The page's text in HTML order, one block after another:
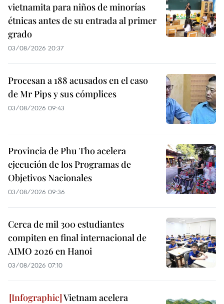
vietnamita para niños de minorías
étnicas antes de su entrada al primer
grado
03/08/2026 20:37
Procesan a 188 acusados en el caso
de Mr Pips y sus cómplices
03/08/2026 09:43
Provincia de Phu Tho acelera
ejecución de los Programas de
Objetivos Nacionales
03/08/2026 09:36
Cerca de mil 300 estudiantes
compiten en final internacional de
AIMO 2026 en Hanoi
03/08/2026 07:10
Vietnam acelera